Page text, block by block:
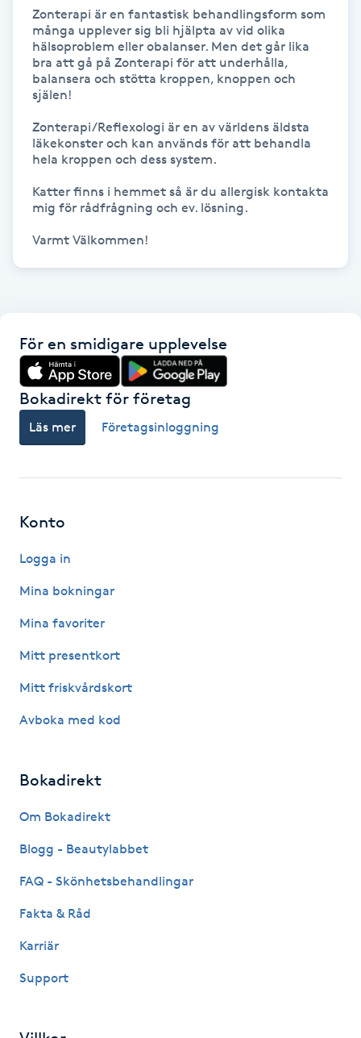
Hot yoga
Hudföryngring
Huduppstramning
Hudvård
Hyaluronsyra
Hyperhidros
Hårbottenbehandling
Hårförlängning
Hälsprickor
Idrottsmassage
IPL
Japansk massage
K18
Kemisk peeling
Zonterapi är en fantastisk behandlingsform som
många upplever sig bli hjälpta av vid olika
hälsoproblem eller obalanser. Men det går lika
bra att gå på Zonterapi för att underhålla,
balansera och stötta kroppen, knoppen och
själen!
Zonterapi/Reflexologi är en av världens äldsta
läkekonster och kan används för att behandla
hela kroppen och dess system.
Katter finns i hemmet så är du allergisk kontakta
mig för rådfrågning och ev. lösning.
Varmt Välkommen!
För en smidigare upplevelse
Bokadirekt för företag
Läs mer Företagsinloggning
Konto
Logga in
Mina bokningar
Mina favoriter
Mitt presentkort
Mitt friskvårdskort
Avboka med kod
Bokadirekt
Om Bokadirekt
Blogg - Beautylabbet
FAQ - Skönhetsbehandlingar
Fakta & Råd
Karriär
Support